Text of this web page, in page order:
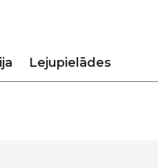
Lejupielādes